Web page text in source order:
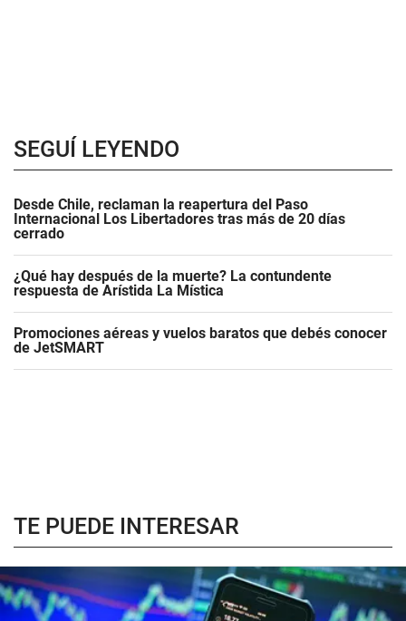
SEGUÍ LEYENDO
Desde Chile, reclaman la reapertura del Paso
Internacional Los Libertadores tras más de 20 días
cerrado
¿Qué hay después de la muerte? La contundente
respuesta de Arístida La Mística
Promociones aéreas y vuelos baratos que debés conocer
de JetSMART
TE PUEDE INTERESAR